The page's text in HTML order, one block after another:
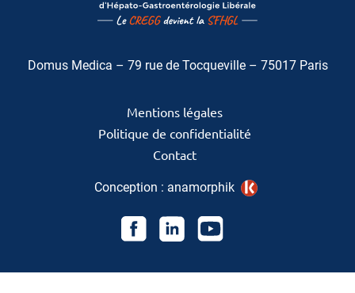
Domus Medica – 79 rue de Tocqueville – 75017 Paris
Mentions légales
Politique de confidentialité
Contact
Conception : anamorphik